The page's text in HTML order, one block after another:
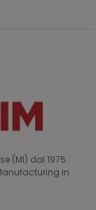
(MI) dal 1975.
in